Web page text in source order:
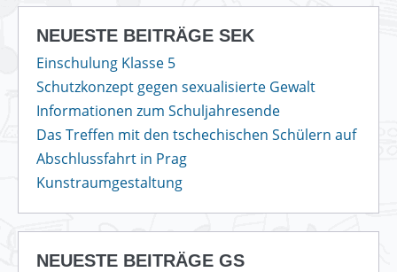
NEUESTE BEITRÄGE SEK
Einschulung Klasse 5
Schutzkonzept gegen sexualisierte Gewalt
Informationen zum Schuljahresende
Das Treffen mit den tschechischen Schülern auf
Abschlussfahrt in Prag
Kunstraumgestaltung
NEUESTE BEITRÄGE GS